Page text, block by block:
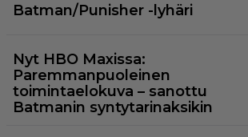
Batman/Punisher -lyhäri
Nyt HBO Maxissa:
Paremmanpuoleinen
toimintaelokuva – sanottu
Batmanin syntytarinaksikin